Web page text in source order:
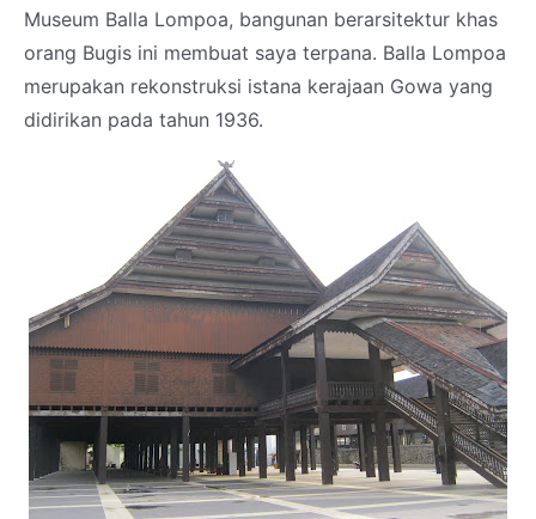
Museum Balla Lompoa, bangunan berarsitektur khas
orang Bugis ini membuat saya terpana. Balla Lompoa
merupakan rekonstruksi istana kerajaan Gowa yang
didirikan pada tahun 1936.